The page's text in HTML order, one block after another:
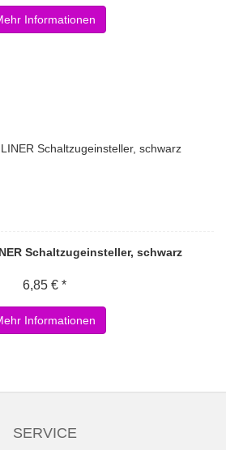
Informationen
Schaltzugeinsteller, schwarz
6,85 € *
Informationen
SERVICE